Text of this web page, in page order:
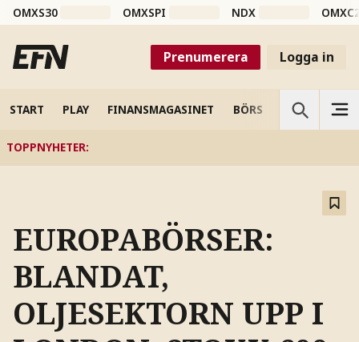
OMXS30 OMXSPI NDX
Prenumerera Logga in
START PLAY FINANSMAGASINET BÖRS VETENSKAP
TOPPNYHETER:
EUROPABÖRSER:
BLANDAT,
OLJESEKTORN UPP I